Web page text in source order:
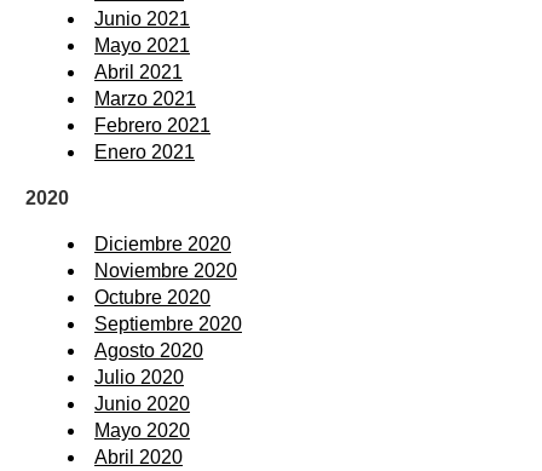
Junio 2021
Mayo 2021
Abril 2021
Marzo 2021
Febrero 2021
Enero 2021
2020
Diciembre 2020
Noviembre 2020
Octubre 2020
Septiembre 2020
Agosto 2020
Julio 2020
Junio 2020
Mayo 2020
Abril 2020